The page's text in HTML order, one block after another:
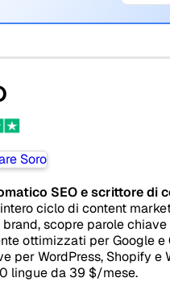
SEO e scrittore di
ciclo di content
scopre parole
ottimizzati per Google e
per WordPress, Shopify e
lingue da 39 $/mese.